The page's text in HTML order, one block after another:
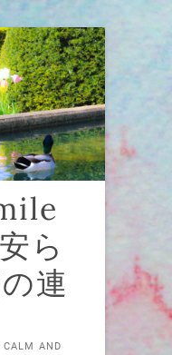
ら
連
CALM AND